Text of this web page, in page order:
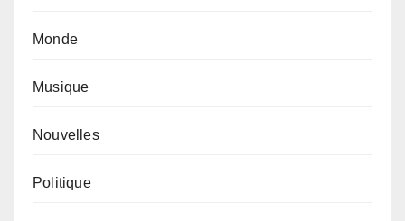
Monde
Musique
Nouvelles
Politique